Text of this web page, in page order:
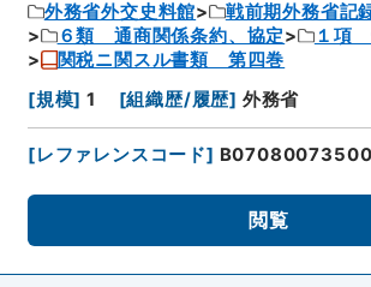
外務省外交史料館 戦前期外務省記
６類 通商関係条約、協定
１項
関税ニ関スル書類 第四巻
[規模] 1 [組織歴/履歴] 外務省
[レファレンスコード] B07080073500
閲覧